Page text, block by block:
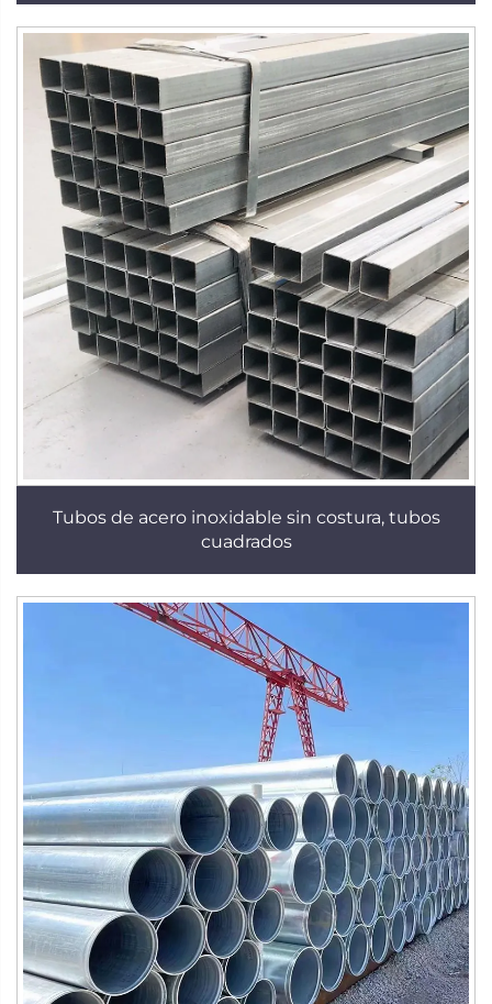
Tubos de acero inoxidable sin costura, tubos
cuadrados